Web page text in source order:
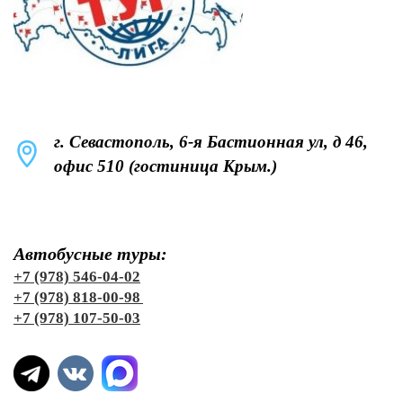
г. Севастополь, 6-я Бастионная ул, д 46,
офис 510 (гостиница Крым.)
Автобусные туры:
+7 (978) 546-04-02
+7 (978) 818-00-98
+7 (978) 107-50-03